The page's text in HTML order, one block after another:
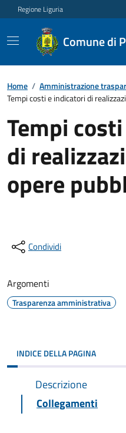
Regione Liguria
Comune di
Home / Amministrazione
Tempi costi e indicatori di
Tempi
di
opere
Condividi
Argomenti
Trasparenza amministrativa
INDICE DELLA PAGINA
Descrizione
Collegamenti